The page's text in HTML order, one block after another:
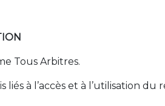
Tous Arbitres.
à l’accès et à l’utilisation du